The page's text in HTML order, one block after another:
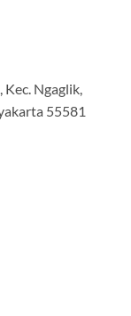
Ngaglik,
55581